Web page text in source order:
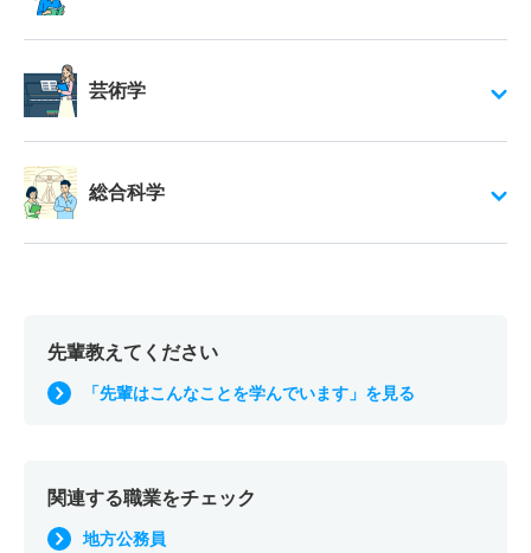
芸術学
総合科学
先輩教えてください
「先輩はこんなことを学んでいます」を見る
関連する職業をチェック
地方公務員